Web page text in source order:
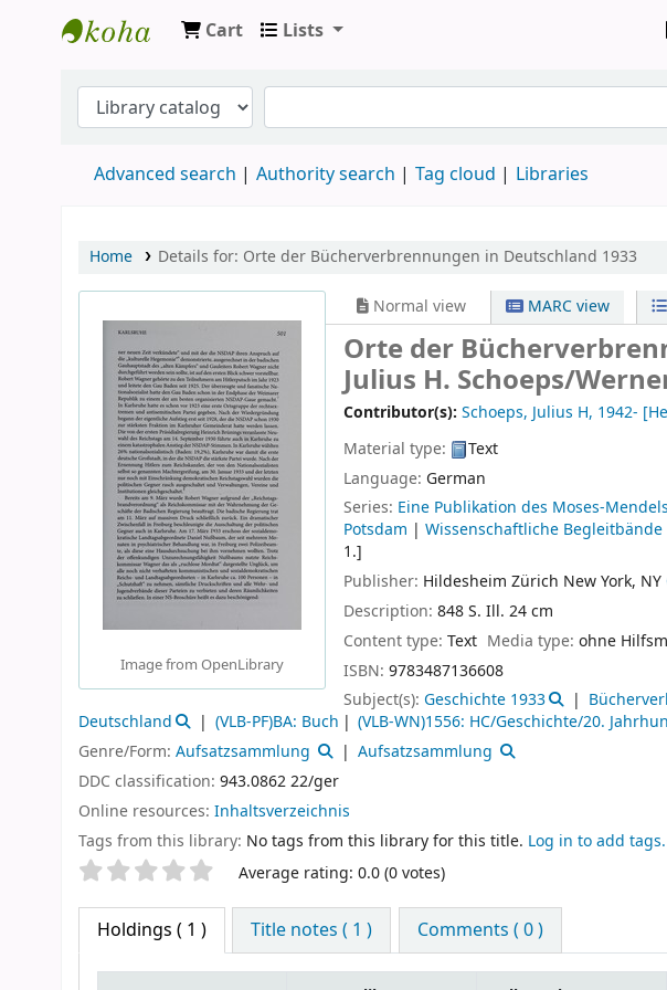
Cart Lists
Advanced search Authority search Tag cloud Libraries
Home Details for: Orte der Bücherverbrennungen in Deutschland 1933
Image from OpenLibrary
Normal view MARC view
Orte der
Julius H. Schoeps/
Contributor(s): Schoeps, Julius H, 1942-
Material type:
Text
Language: German
Series: Eine Publikation des Moses-
Potsdam | Wissenschaftliche
1.]
Publisher: Hildesheim Zürich New York, NY
Description: 848 S. Ill. 24 cm
Content type: Text Media type:ohne
ISBN: 9783487136608
Subject(s): Geschichte 1933
Deutschland
(VLB-PF)BA: Buch
(VLB-WN)1556: HC/Geschichte/20.
Genre/Form: Aufsatzsammlung
Aufsatzsammlung
DDC classification: 943.0862 22/ger
Online resources: Inhaltsverzeichnis
Tags from this library: No tags from this library for this title. Log in to add tags.
Star ratings Average rating: 0.0 (0 votes)
Holdings ( 1 ) Title notes ( 1 ) Comments ( 0 )